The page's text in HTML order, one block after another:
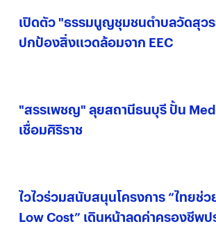
เปิดตัว "ธรรมนูญชุมชนตำบลวัดสุว
ปกป้องสิ่งแวดล้อมจาก EEC
"สรรเพชญ" ลุยสถานีธนบุรี ปั้น
เชื่อมศิริราช
ไวไวร่วมสนับสนุนโครงการ “ไทยช่ว
Low Cost” เดินหน้าลดค่าครองชีพป